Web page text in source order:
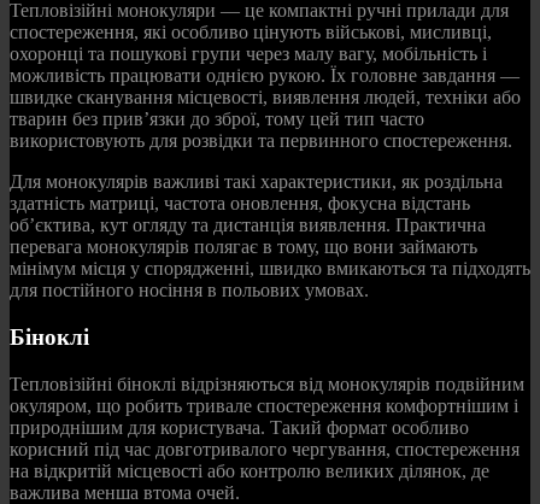
Тепловізійні монокуляри — це компактні ручні прилади для
спостереження, які особливо цінують військові, мисливці,
охоронці та пошукові групи через малу вагу, мобільність і
можливість працювати однією рукою. Їх головне завдання —
швидке сканування місцевості, виявлення людей, техніки або
тварин без прив’язки до зброї, тому цей тип часто
використовують для розвідки та первинного спостереження.
Для монокулярів важливі такі характеристики, як роздільна
здатність матриці, частота оновлення, фокусна відстань
об’єктива, кут огляду та дистанція виявлення. Практична
перевага монокулярів полягає в тому, що вони займають
мінімум місця у спорядженні, швидко вмикаються та підходять
для постійного носіння в польових умовах.
Біноклі
Тепловізійні біноклі відрізняються від монокулярів подвійним
окуляром, що робить тривале спостереження комфортнішим і
природнішим для користувача. Такий формат особливо
корисний під час довготривалого чергування, спостереження
на відкритій місцевості або контролю великих ділянок, де
важлива менша втома очей.